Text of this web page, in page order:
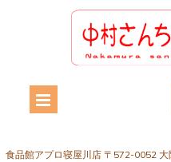
食品館アプロ寝屋川店 〒572-0052